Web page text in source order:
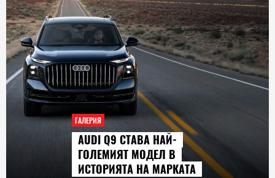
ГАЛЕРИЯ
AUDI Q9 СТАВА НАЙ-
ГОЛЕМИЯТ МОДЕЛ В
ИСТОРИЯТА НА МАРКАТА